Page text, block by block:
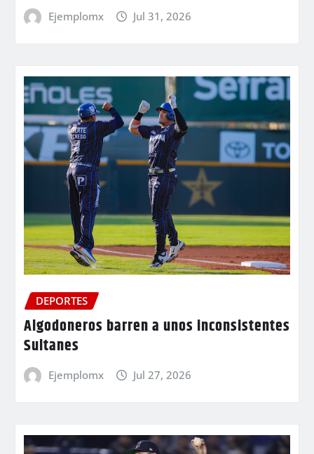
Ejemplomx Jul 31, 2026
DEPORTES
Algodoneros barren a unos inconsistentes
Sultanes
Ejemplomx Jul 27, 2026